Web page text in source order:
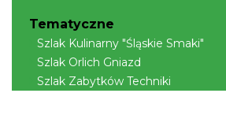
Tematyczne
Szlak Kulinarny "Śląskie Smaki"
Szlak Orlich Gniazd
Szlak Zabytków Techniki